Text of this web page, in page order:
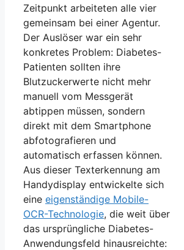
Zeitpunkt arbeiteten alle vier
gemeinsam bei einer Agentur.
Der Auslöser war ein sehr
konkretes Problem: Diabetes-
Patienten sollten ihre
Blutzuckerwerte nicht mehr
manuell vom Messgerät
abtippen müssen, sondern
direkt mit dem Smartphone
abfotografieren und
automatisch erfassen können.
Aus dieser Texterkennung am
Handydisplay entwickelte sich
eine eigenständige Mobile-
OCR-Technologie, die weit über
das ursprüngliche Diabetes-
Anwendungsfeld hinausreichte: